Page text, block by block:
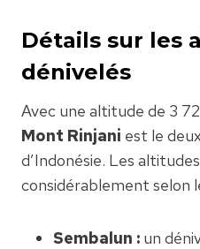
Détails sur les
dénivelés
Avec une altitude de 3
Mont Rinjani est le
d’Indonésie. Les
considérablement selon
Sembalun : un